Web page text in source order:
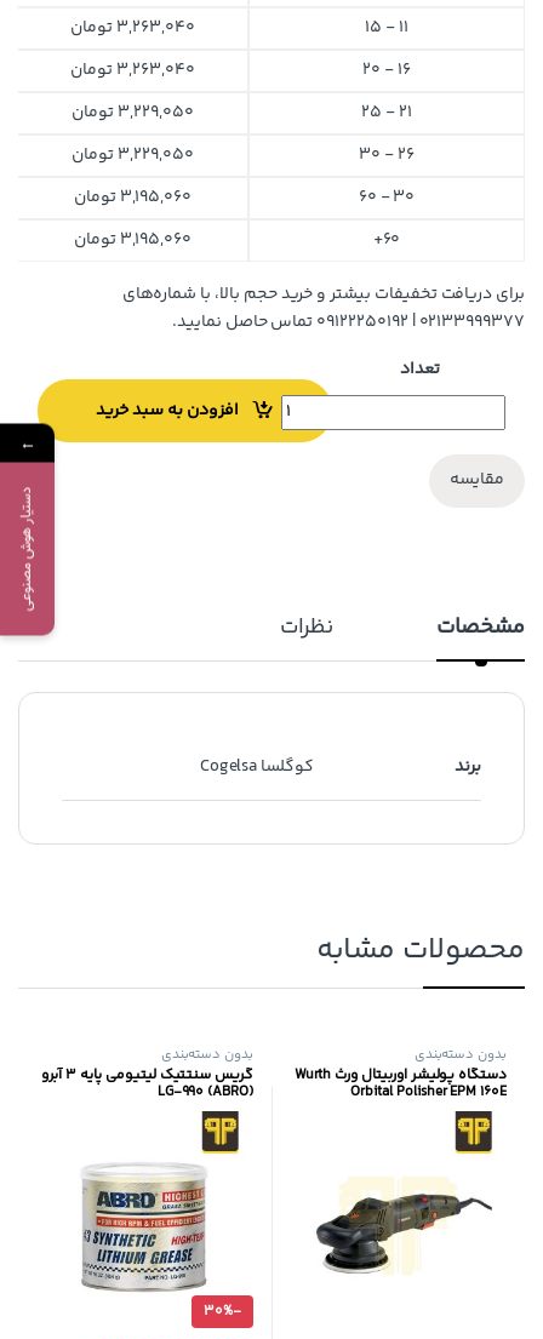
11 - 15
3,263,040تومان
16 - 20
3,263,040تومان
21 - 25
3,229,050تومان
26 - 30
3,229,050تومان
30 - 60
3,195,060تومان
60+
3,195,060تومان
برای دریافت تخفیفات بیشتر و خرید حجم بالا، با شماره‌های
۰۲۱۳۳۹۹۹۳۷۷ | ۰۹۱۲۲۲۵۰۱۹۲ تماس حاصل نمایید.
تعداد
افزودن به سبد خرید
مقایسه
مشخصات نظرات
برند کوگلسا Cogelsa
محصولات مشابه
بدون دسته‌بندی
دستگاه پولیشر اوربیتال ورث Wurth
Orbital Polisher EPM 160E
بدون دسته‌بندی
گریس سنتتیک لیتیومی پایه ۳ آبرو
(LG-990 (ABRO
-
30%
←
دستیار هوش مصنوعی